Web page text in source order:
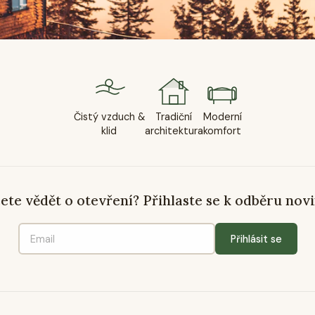
Čistý vzduch &
klid
Tradiční
architektura
Moderní
komfort
vědět o otevření? Přihlaste se k odběru
Přihlásit se